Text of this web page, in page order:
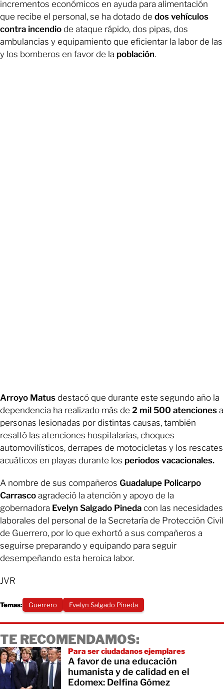
incrementos económicos en ayuda para alimentación
que recibe el personal, se ha dotado de dos vehículos
contra incendio de ataque rápido, dos pipas, dos
ambulancias y equipamiento que eficientar la labor de las
y los bomberos en favor de la población.
Arroyo Matus destacó que durante este segundo año la
dependencia ha realizado más de 2 mil 500 atenciones a
personas lesionadas por distintas causas, también
resaltó las atenciones hospitalarias, choques
automovilísticos, derrapes de motocicletas y los rescates
acuáticos en playas durante los periodos vacacionales.
A nombre de sus compañeros Guadalupe Policarpo
Carrasco agradeció la atención y apoyo de la
gobernadora Evelyn Salgado Pineda con las necesidades
laborales del personal de la Secretaría de Protección Civil
de Guerrero, por lo que exhortó a sus compañeros a
seguirse preparando y equipando para seguir
desempeñando esta heroica labor.
JVR
Temas: Guerrero Evelyn Salgado Pineda
TE RECOMENDAMOS:
Para ser ciudadanos ejemplares
A favor de una educación
humanista y de calidad en el
Edomex: Delfina Gómez